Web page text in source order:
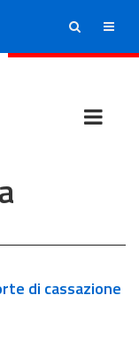
ricerca menu
di cassazione